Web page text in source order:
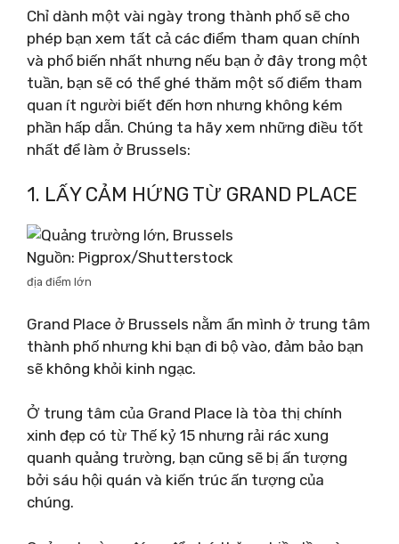
Chỉ dành một vài ngày trong thành phố sẽ cho
phép bạn xem tất cả các điểm tham quan chính
và phổ biến nhất nhưng nếu bạn ở đây trong một
tuần, bạn sẽ có thể ghé thăm một số điểm tham
quan ít người biết đến hơn nhưng không kém
phần hấp dẫn. Chúng ta hãy xem những điều tốt
nhất để làm ở Brussels:
1. LẤY CẢM HỨNG TỪ GRAND PLACE
Nguồn: Pigprox/Shutterstock
địa điểm lớn
Grand Place ở Brussels nằm ẩn mình ở trung tâm
thành phố nhưng khi bạn đi bộ vào, đảm bảo bạn
sẽ không khỏi kinh ngạc.
Ở trung tâm của Grand Place là tòa thị chính
xinh đẹp có từ Thế kỷ 15 nhưng rải rác xung
quanh quảng trường, bạn cũng sẽ bị ấn tượng
bởi sáu hội quán và kiến ​​trúc ấn tượng của
chúng.